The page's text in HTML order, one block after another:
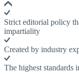
Strict editorial policy
impartiality
Created by industry
The highest standards